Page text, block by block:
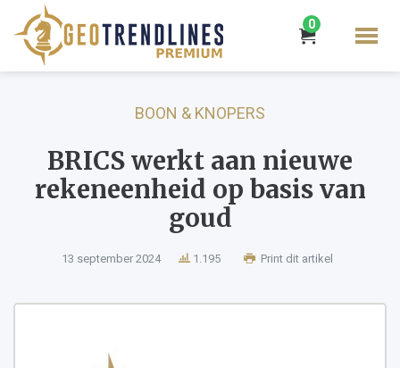
0
BOON & KNOPERS
BRICS werkt aan nieuwe
rekeneenheid op basis van
goud
13 september 2024 1.195 Print dit artikel